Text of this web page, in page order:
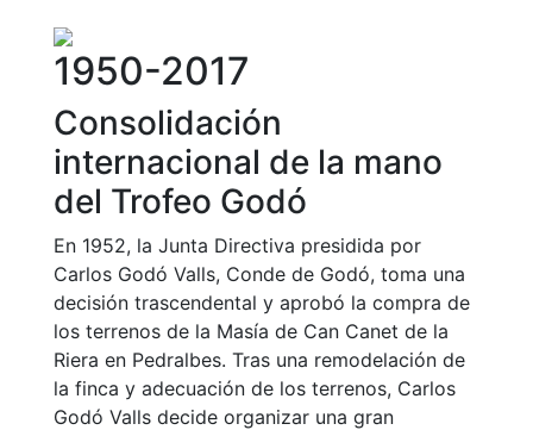
personales
Actividades
Piscina
Normativa
Restaurante
El Snack
Casa Arilla
Chill Out
1950-2017
Consolidación
internacional de la mano
del Trofeo Godó
En 1952, la Junta Directiva presidida por
Carlos Godó Valls, Conde de Godó, toma una
decisión trascendental y aprobó la compra de
los terrenos de la Masía de Can Canet de la
Riera en Pedralbes. Tras una remodelación de
la finca y adecuación de los terrenos, Carlos
Godó Valls decide organizar una gran